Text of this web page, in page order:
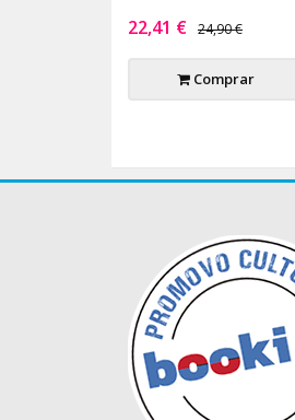
22,41 € 24,90 €
Comprar